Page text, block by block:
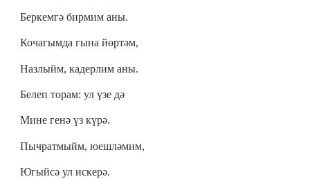
Беркемгә бирмим аны.
Кочагымда гына йөртәм,
Назлыйм, кадерлим аны.
Белеп торам: ул үзе дә
Мине генә үз күрә.
Пычратмыйм, юешләмим,
Югыйсә ул искерә.